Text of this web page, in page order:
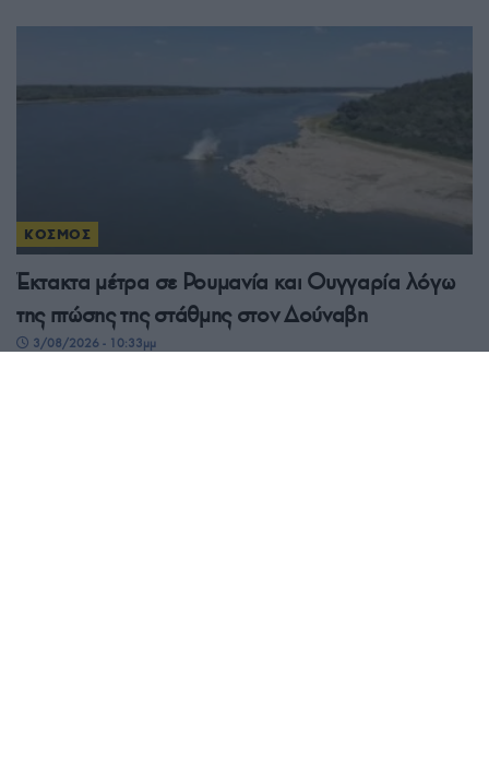
ΚΟΣΜΟΣ
Έκτακτα μέτρα σε Ρουμανία και Ουγγαρία λόγω
της πτώσης της στάθμης στον Δούναβη
3/08/2026 - 10:33μμ